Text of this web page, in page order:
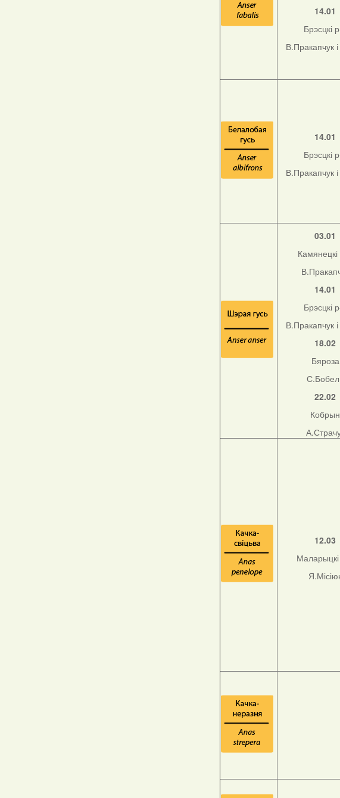
14.01
Брэсцкі
В.Пракапчук
14.01
Брэсцкі
В.Пракапчук
03.01
14.01
Брэсцкі
В.Пракапчук
18.02
Бяроза
22.02
Кобрын
12.03